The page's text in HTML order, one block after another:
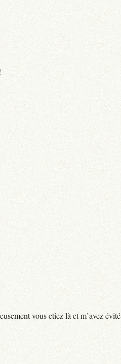
vous etiez là et m’avez évité